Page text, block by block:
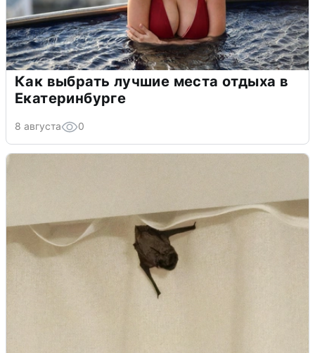
Как выбрать лучшие места отдыха в
Екатеринбурге
8 августа 0